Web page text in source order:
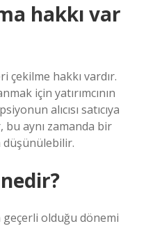
hakkı var
çekilme hakkı vardır.
için yatırımcının
alıcısı satıcıya
bu aynı zamanda bir
düşünülebilir.
olduğu dönemi